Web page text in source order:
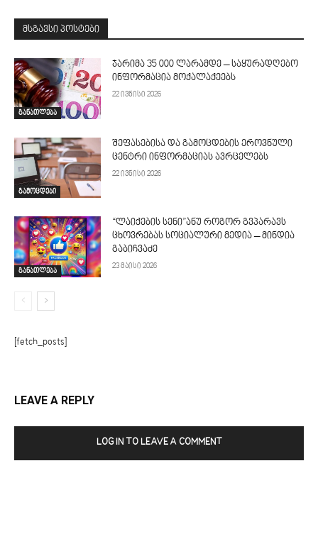
მსგავსი პოსტები
განათლება
ჯარიმა 35 000 ლარამდე – საყურადღებო
ინფორმაცია მოქალაქეებს
22 ივნისი 2026
გამოცდები
შეფასებისა და გამოცდების ეროვნული
ცენტრი ინფორმაციას ავრცელებს
22 ივნისი 2026
განათლება
“ლაიქების სენი”ანუ როგორ გვპარავს
ცხოვრებას სოციალური მედია – მინდია
გაბიჩვაძე
23 მაისი 2026
[fetch_posts]
LEAVE A REPLY
LOG IN TO LEAVE A COMMENT